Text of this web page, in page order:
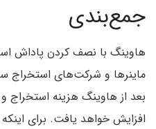
جمع‌بندی
هاوینگ با نصف کردن پاداش
ماینرها و شرکت‌های استخراج
بعد از هاوینگ هزینه استخراج
افزایش خواهد یافت. برای اینکه